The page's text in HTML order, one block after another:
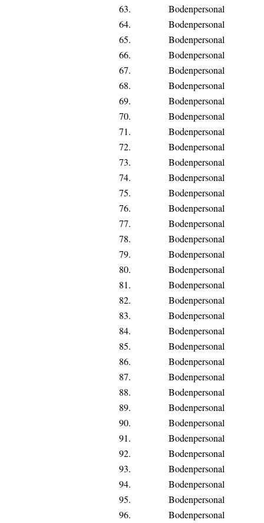
63.
Bodenpersonal
64.
Bodenpersonal
65.
Bodenpersonal
66.
Bodenpersonal
67.
Bodenpersonal
68.
Bodenpersonal
69.
Bodenpersonal
70.
Bodenpersonal
71.
Bodenpersonal
72.
Bodenpersonal
73.
Bodenpersonal
74.
Bodenpersonal
75.
Bodenpersonal
76.
Bodenpersonal
77.
Bodenpersonal
78.
Bodenpersonal
79.
Bodenpersonal
80.
Bodenpersonal
81.
Bodenpersonal
82.
Bodenpersonal
83.
Bodenpersonal
84.
Bodenpersonal
85.
Bodenpersonal
86.
Bodenpersonal
87.
Bodenpersonal
88.
Bodenpersonal
89.
Bodenpersonal
90.
Bodenpersonal
91.
Bodenpersonal
92.
Bodenpersonal
93.
Bodenpersonal
94.
Bodenpersonal
95.
Bodenpersonal
96.
Bodenpersonal